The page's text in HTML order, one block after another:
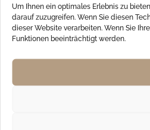
Um Ihnen ein optimales Erlebnis zu
darauf zuzugreifen. Wenn Sie diesen
dieser Website verarbeiten. Wenn Sie
Funktionen beeinträchtigt werden.
UNSERE